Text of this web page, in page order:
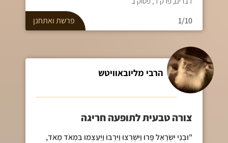
1/10 פרשתואתחנן
הרבי מליובאוויטש
צורה טבעית לתופעה חריגה
"וּבְנֵי יִשְׂרָאֵל פָּרוּ וַיִּשְׁרְצוּ וַיִּרְבּוּ וַיַּעַצְמוּ בִּמְאֹד מְאֹד,